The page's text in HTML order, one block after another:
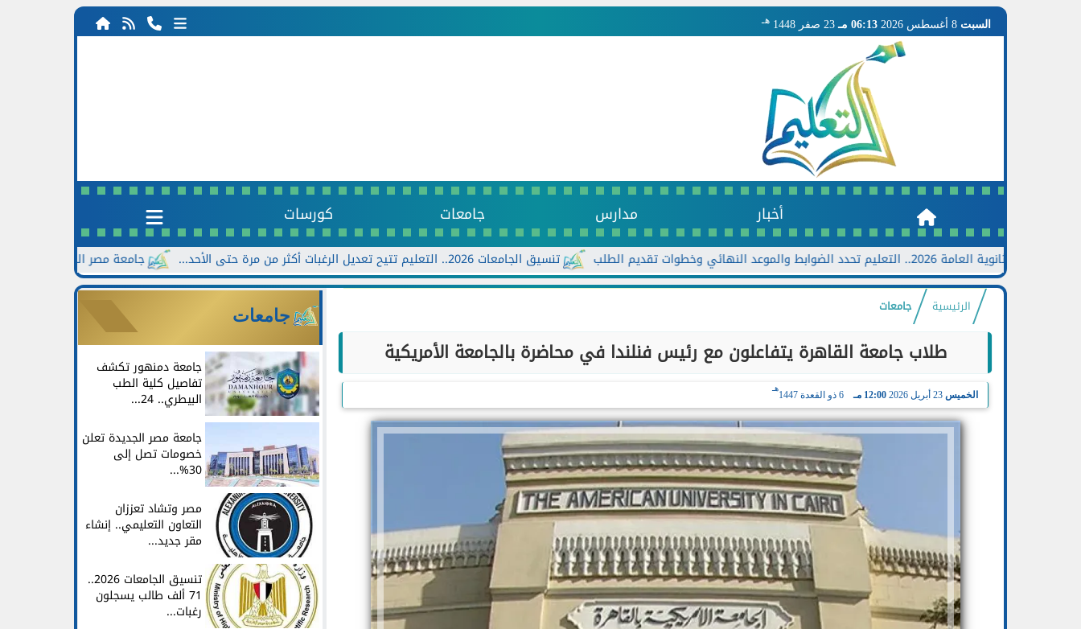
السبت 06:13 مـ 23 صفر 1448 هـ
أخبار مدارس جامعات كورسات
جامعة مصر الجديدة تعلن خصومات تصل إلى 30% للطلاب الجدد تنسيق الجامعات 2026.. التعليم تتيح تعديل الرغبات أكثر من مرة حتى الأحد... 2026.. التعليم تحدد الضوابط والموعد النهائي وخطوات تقديم الطلب
الرئيسية جامعات
طلاب جامعة القاهرة يتفاعلون مع رئيس فنلندا في محاضرة بالجامعة الأمريكية
الخميس 23 أبريل 2026 12:00 مـ 6 ذو القعدة 1447
هـ
جامعات
جامعة دمنهور تكشف
تفاصيل كلية الطب
البيطري.. 24...
جامعة مصر الجديدة تعلن
خصومات تصل إلى
30%...
مصر وتشاد تعززان
التعاون التعليمي.. إنشاء
مقر جديد...
تنسيق الجامعات 2026..
71 ألف طالب يسجلون
رغبات...